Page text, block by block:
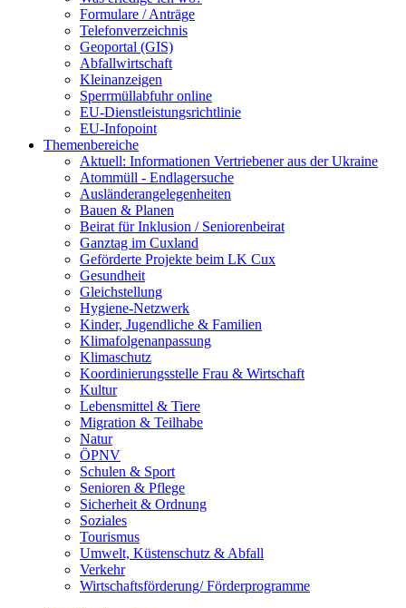
Formulare / Anträge
Telefonverzeichnis
Geoportal (GIS)
Abfallwirtschaft
Kleinanzeigen
Sperrmüllabfuhr online
EU-Dienstleistungsrichtlinie
EU-Infopoint
Themenbereiche
Aktuell: Informationen Vertriebener aus der Ukraine
Atommüll - Endlagersuche
Ausländerangelegenheiten
Bauen & Planen
Beirat für Inklusion / Seniorenbeirat
Ganztag im Cuxland
Geförderte Projekte beim LK Cux
Gesundheit
Gleichstellung
Hygiene-Netzwerk
Kinder, Jugendliche & Familien
Klimafolgenanpassung
Klimaschutz
Koordinierungsstelle Frau & Wirtschaft
Kultur
Lebensmittel & Tiere
Migration & Teilhabe
Natur
ÖPNV
Schulen & Sport
Senioren & Pflege
Sicherheit & Ordnung
Soziales
Tourismus
Umwelt, Küstenschutz & Abfall
Verkehr
Wirtschaftsförderung/ Förderprogramme